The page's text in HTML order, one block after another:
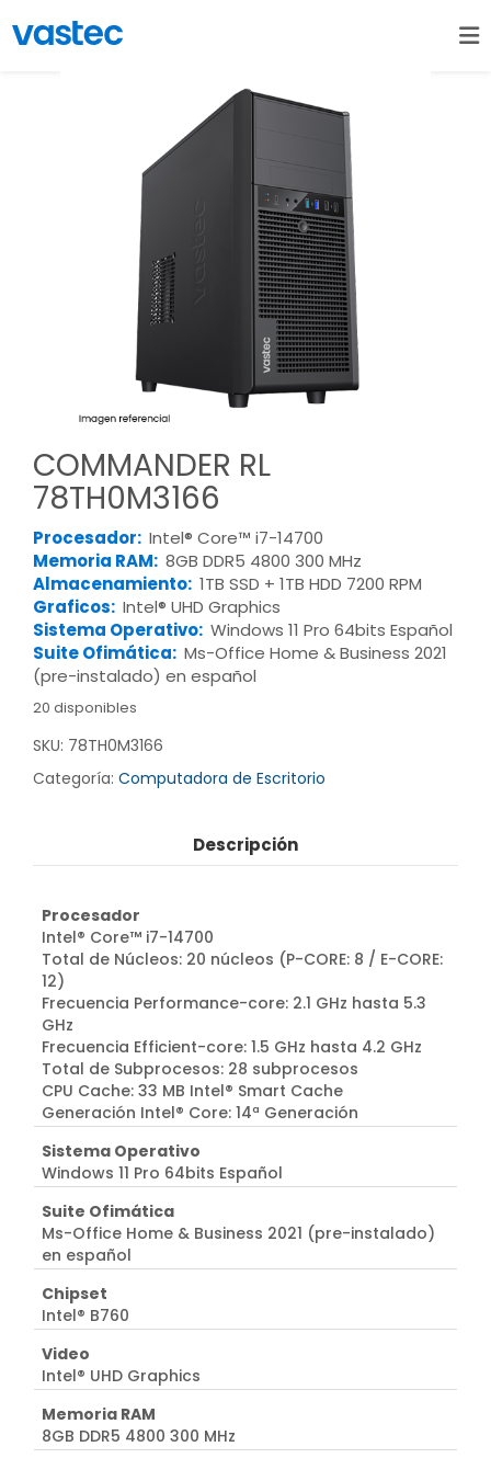
COMMANDER RL
78TH0M3166
Procesador: Intel® Core™ i7-14700
Memoria RAM: 8GB DDR5 4800 300 MHz
Almacenamiento: 1TB SSD + 1TB HDD 7200 RPM
Graficos: Intel® UHD Graphics
Sistema Operativo: Windows 11 Pro 64bits Español
Suite Ofimática: Ms-Office Home & Business 2021
(pre-instalado) en español
20 disponibles
SKU: 78TH0M3166
Categoría: Computadora de Escritorio
Descripción
Procesador
Intel® Core™ i7-14700
Total de Núcleos: 20 núcleos (P-CORE: 8 / E-CORE:
12)
Frecuencia Performance-core: 2.1 GHz hasta 5.3
GHz
Frecuencia Efficient-core: 1.5 GHz hasta 4.2 GHz
Total de Subprocesos: 28 subprocesos
CPU Cache: 33 MB Intel® Smart Cache
Generación Intel® Core: 14ª Generación
Sistema Operativo
Windows 11 Pro 64bits Español
Suite Ofimática
Ms-Office Home & Business 2021 (pre-instalado)
en español
Chipset
Intel® B760
Video
Intel® UHD Graphics
Memoria RAM
8GB DDR5 4800 300 MHz